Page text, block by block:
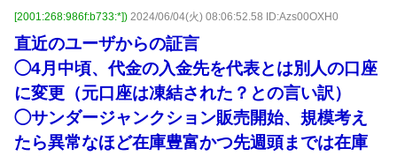
[2001:268:986f:b733:*]) 2024/06/04(火) 08:06:52.58 ID:Azs00OXH0
直近のユーザからの証言
◯4月中頃、代金の入金先を代表とは別人の口座
に変更（元口座は凍結された？との言い訳）
◯サンダージャンクション販売開始、規模考え
たら異常なほど在庫豊富かつ先週頭までは在庫